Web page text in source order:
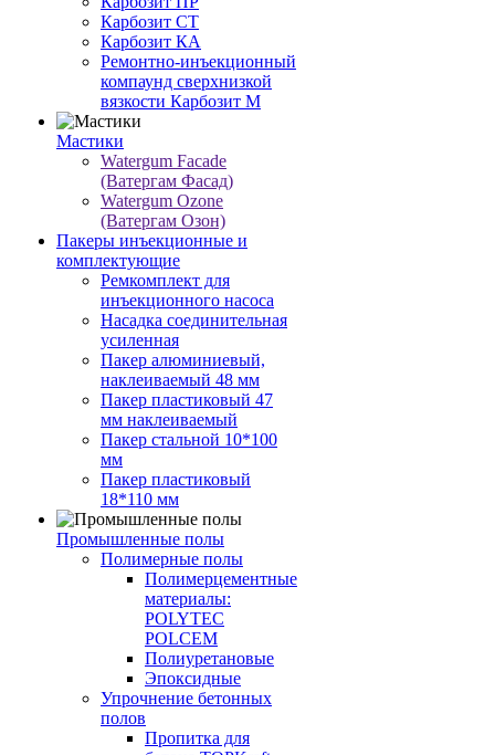
Карбозит СТ
Карбозит КА
Ремонтно-инъекционный
компаунд сверхнизкой
вязкости Карбозит М
Мастики
Watergum Facade
(Ватергам Фасад)
Watergum Ozone
(Ватергам Озон)
Пакеры инъекционные и
комплектующие
Ремкомплект для
инъекционного насоса
Насадка соединительная
усиленная
Пакер алюминиевый,
наклеиваемый 48 мм
Пакер пластиковый 47
мм наклеиваемый
Пакер стальной 10*100
мм
Пакер пластиковый
18*110 мм
Промышленные полы
Полимерные полы
Полимерцементные
материалы:
POLYTEC
POLCEM
Полиуретановые
Эпоксидные
Упрочнение бетонных
полов
Пропитка для